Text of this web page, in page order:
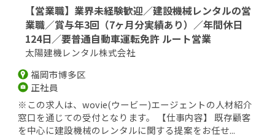
【営業職】業界未経験歓迎／建設機械レンタルの営
業職／賞与年3回（7ヶ月分実績あり）／年間休日
124日／要普通自動車運転免許 ルート営業
太陽建機レンタル株式会社
福岡市博多区
正社員
※この求人は、wovie(ウービー)エージェントの人材紹介
窓口を通じての受付となります。 【仕事内容】 既存顧客
を中心に建設機械のレンタルに関する提案をお任せ...